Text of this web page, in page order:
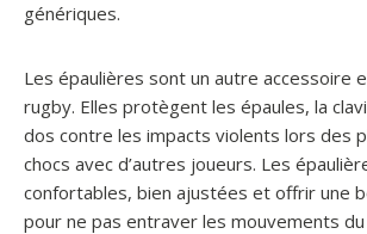
génériques.
Les épaulières sont un autre accessoire
rugby. Elles protègent les épaules, la
dos contre les impacts violents lors des
chocs avec d’autres joueurs. Les
confortables, bien ajustées et offrir une
pour ne pas entraver les mouvements